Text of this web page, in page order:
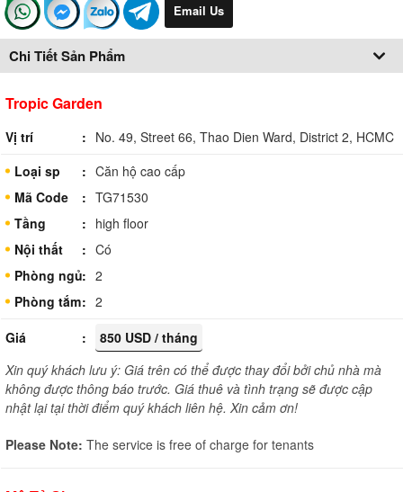
Email Us
Chi Tiết Sản Phẩm
Tropic Garden
Vị trí
No. 49, Street 66, Thao Dien Ward, District 2, HCMC
Loại sp
Căn hộ cao cấp
Mã Code
TG71530
Tầng
high floor
Nội thất
Có
Phòng ngủ
2
Phòng tắm
2
Giá
850 USD / tháng
Xin quý khách lưu ý: Giá trên có thể được thay đổi bởi chủ nhà mà
không được thông báo trước. Giá thuê và tình trạng sẽ được cập
nhật lại tại thời điểm quý khách liên hệ. Xin cảm ơn!
Please Note: The service is free of charge for tenants